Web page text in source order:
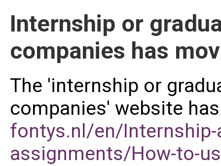
Internship or
companies has
The 'internship or
companies' website
fontys.nl/en/Internship-
assignments/How-to-